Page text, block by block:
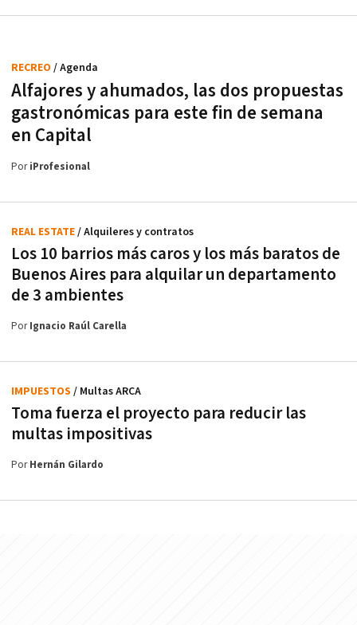
Alfajores y ahumados, las dos propuestas
gastronómicas para este fin de semana
en Capital
RECREO / Agenda
PoriProfesional
Los 10 barrios más caros y los más baratos de
Buenos Aires para alquilar un departamento
de 3 ambientes
REAL ESTATE/ Alquileres y contratos
PorIgnacio Raúl Carella
Toma fuerza el proyecto para reducir las
multas impositivas
IMPUESTOS / Multas ARCA
PorHernán Gilardo